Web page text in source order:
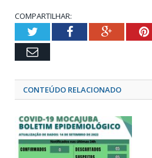
COMPARTILHAR:
TwitterFacebookGoogle+
Email
CONTEÚDO RELACIONADO